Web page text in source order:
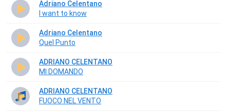
Adriano Celentano
I want to know
Adriano Celentano
Quel Punto
ADRIANO CELENTANO
MI DOMANDO
ADRIANO CELENTANO
FUOCO NEL VENTO